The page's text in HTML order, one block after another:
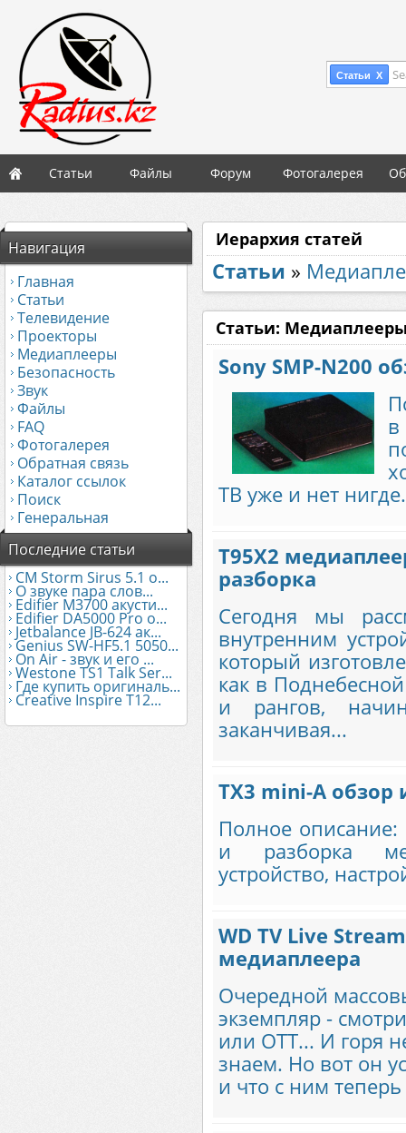
Статьи X
Статьи Файлы Форум Фотогалерея
Навигация
Главная
Статьи
Телевидение
Проекторы
Медиаплееры
Безопасность
Звук
Файлы
FAQ
Фотогалерея
Обратная связь
Каталог ссылок
Поиск
Генеральная
Последние статьи
CM Storm Sirus 5.1 о...
О звуке пара слов...
Edifier М3700 акусти...
Edifier DA5000 Pro о...
Jetbalance JB-624 ак...
Genius SW-HF5.1 5050...
On Air - звук и его ...
Westone TS1 Talk Ser...
Где купить оригиналь...
Creative Inspire T12...
Иерархия статей
Статьи »
Статьи:
Sony SMP-N200
в
ТВ уже и нет
T95X2
разборка
Сегодня мы
внутренним
который
как в
и рангов,
заканчивая...
TX3 mini-A
Полное описание:
и разборка
устройство,
WD TV Live
медиаплеера
Очередной
экземпляр -
или OTT... И горя
знаем. Но вот он
и что с ним теперь